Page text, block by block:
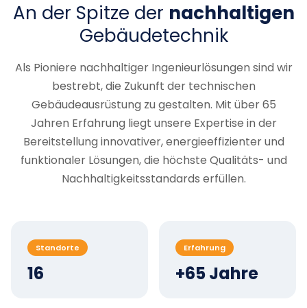
An der Spitze der nachhaltigen
Gebäudetechnik
Als Pioniere nachhaltiger Ingenieurlösungen sind wir
bestrebt, die Zukunft der technischen
Gebäudeausrüstung zu gestalten. Mit über 65
Jahren Erfahrung liegt unsere Expertise in der
Bereitstellung innovativer, energieeffizienter und
funktionaler Lösungen, die höchste Qualitäts- und
Nachhaltigkeitsstandards erfüllen.
Standorte
16
Erfahrung
+65 Jahre